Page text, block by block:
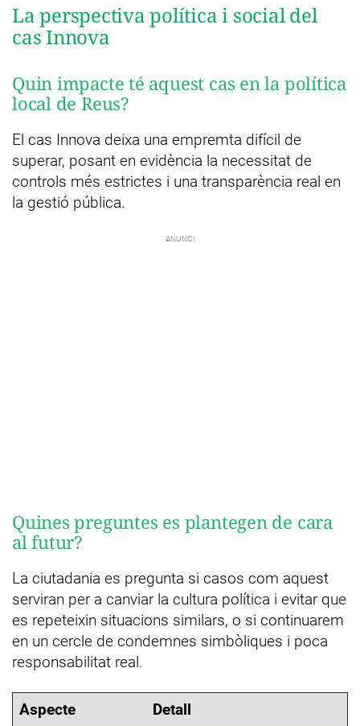
La perspectiva política i social del
cas Innova
Quin impacte té aquest cas en la política
local de Reus?
El cas Innova deixa una empremta difícil de
superar, posant en evidència la necessitat de
controls més estrictes i una transparència real en
la gestió pública.
Quines preguntes es plantegen de cara
al futur?
La ciutadania es pregunta si casos com aquest
serviran per a canviar la cultura política i evitar que
es repeteixin situacions similars, o si continuarem
en un cercle de condemnes simbòliques i poca
responsabilitat real.
Aspecte
Detall